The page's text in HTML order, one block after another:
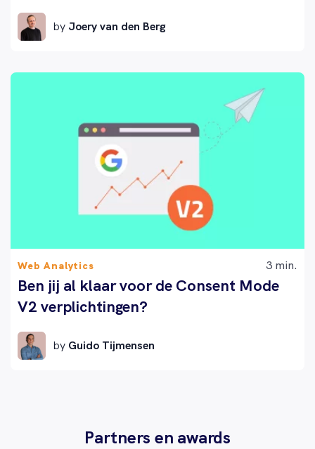
by Joery van den Berg
Web Analytics 3 min.
Ben jij al klaar voor de Consent Mode
V2 verplichtingen?
by Guido Tijmensen
Partners en awards